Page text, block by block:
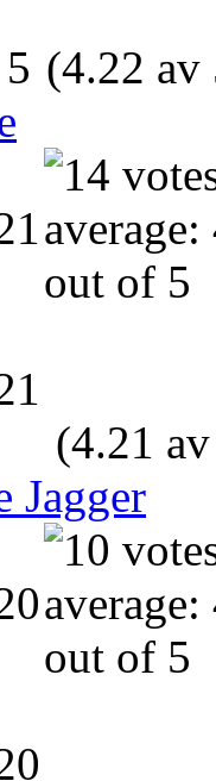
(4.22 av
(4.21
Jagger